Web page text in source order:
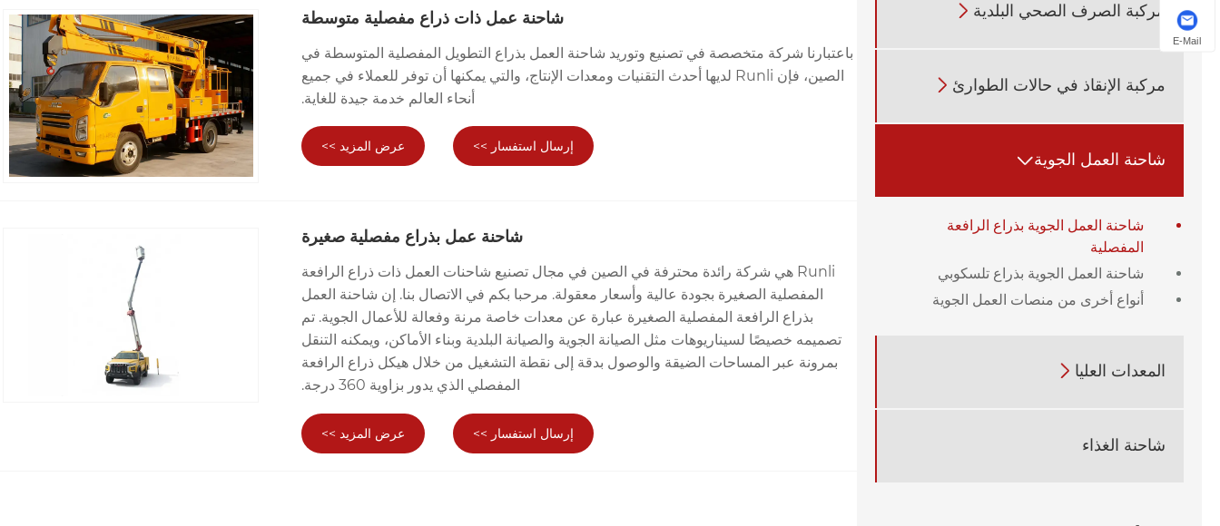
مركبة الصرف الصحي البلدية 
مركبة الإنقاذ في حالات الطوارئ 
شاحنة العمل الجوية
شاحنة العمل الجوية بذراع الرافعة
المفصلية
شاحنة العمل الجوية بذراع تلسكوبي
أنواع أخرى من منصات العمل الجوية
المعدات العليا 
شاحنة الغذاء
شاحنة عمل ذات ذراع مفصلية متوسطة
باعتبارنا شركة متخصصة في تصنيع وتوريد شاحنة العمل بذراع التطويل المفصلية المتوسطة في
الصين، فإن Runli لديها أحدث التقنيات ومعدات الإنتاج، والتي يمكنها أن توفر للعملاء في جميع
أنحاء العالم خدمة جيدة للغاية.
عرض المزيد >> إرسال استفسار >>
شاحنة عمل بذراع مفصلية صغيرة
Runli هي شركة رائدة محترفة في الصين في مجال تصنيع شاحنات العمل ذات ذراع الرافعة
المفصلية الصغيرة بجودة عالية وأسعار معقولة. مرحبا بكم في الاتصال بنا. إن شاحنة العمل
بذراع الرافعة المفصلية الصغيرة عبارة عن معدات خاصة مرنة وفعالة للأعمال الجوية. تم
تصميمه خصيصًا لسيناريوهات مثل الصيانة الجوية والصيانة البلدية وبناء الأماكن، ويمكنه التنقل
بمرونة عبر المساحات الضيقة والوصول بدقة إلى نقطة التشغيل من خلال هيكل ذراع الرافعة
المفصلي الذي يدور بزاوية 360 درجة.
عرض المزيد >> إرسال استفسار >>
E-Mail